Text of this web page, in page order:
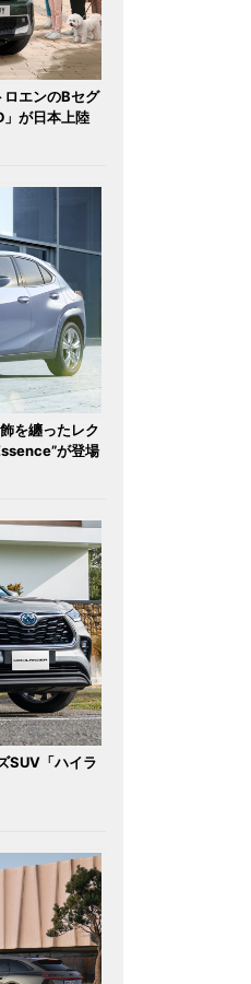
エンのBセグ
が日本上陸
を纏ったレク
が登場
SUV「ハイラ